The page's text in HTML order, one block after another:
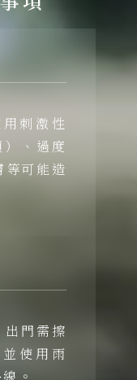
刺激性
、過度
等可能造
門需擦
使用雨